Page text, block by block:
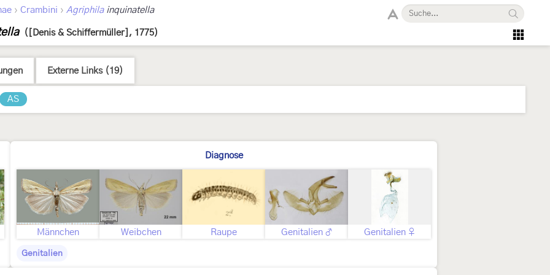
› Crambini › Agriphilainquinatella
([Denis & Schiffermüller], 1775)
Externe Links (19)
AS
Diagnose
Männchen Weibchen Raupe Genitalien ♂ Genitalien ♀
Genitalien